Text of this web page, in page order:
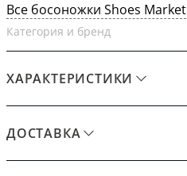
Все босоножки Shoes Market
Категория и бренд
ХАРАКТЕРИСТИКИ
ДОСТАВКА